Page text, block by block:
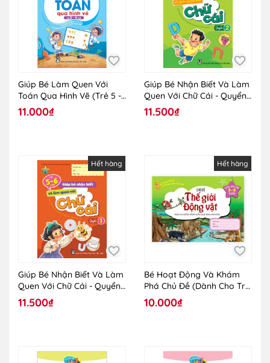
Giúp Bé Làm Quen Với
Toán Qua Hình Vẽ (Trẻ 5 -
6 Tuổi)
11.000₫
Giúp Bé Nhận Biết Và Làm
Quen Với Chữ Cái - Quyển
2 (5-6 Tuổi)
11.500₫
Hết hàng
Giúp Bé Nhận Biết Và Làm
Quen Với Chữ Cái - Quyển 1
(5 - 6 tuổi)
11.500₫
Hết hàng
Bé Hoạt Động Và Khám
Phá Chủ Đề (Dành Cho Trẻ
5-6 Tuổi) - Chủ Đề Thế Giới
Động Vật
10.000₫